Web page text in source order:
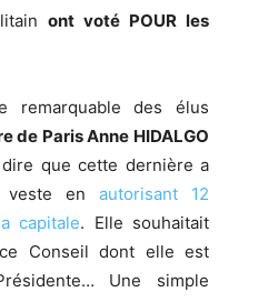
ont voté POUR les
remarquable des élus
de Paris Anne HIDALGO
que cette dernière a
veste en autorisant 12
capitale. Elle souhaitait
Conseil dont elle est
Une simple